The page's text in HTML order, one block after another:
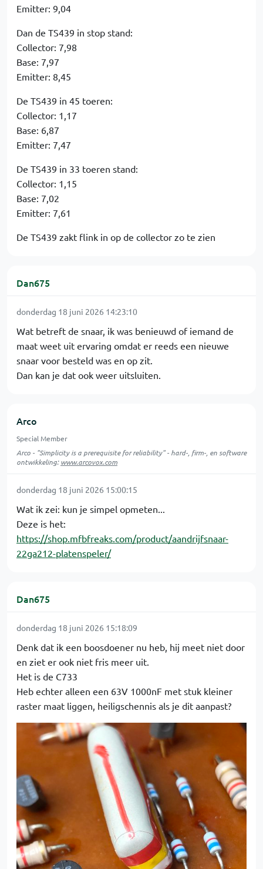
Emitter: 9,04
Dan de TS439 in stop stand:
Collector: 7,98
Base: 7,97
Emitter: 8,45
De TS439 in 45 toeren:
Collector: 1,17
Base: 6,87
Emitter: 7,47
De TS439 in 33 toeren stand:
Collector: 1,15
Base: 7,02
Emitter: 7,61
De TS439 zakt flink in op de collector zo te zien
Dan675
donderdag 18 juni 2026 14:23:10
Wat betreft de snaar, ik was benieuwd of iemand de
maat weet uit ervaring omdat er reeds een nieuwe
snaar voor besteld was en op zit.
Dan kan je dat ook weer uitsluiten.
Arco
Special Member
Arco - "Simplicity is a prerequisite for reliability" - hard-, firm-, en software
ontwikkeling:www.arcovox.com
donderdag 18 juni 2026 15:00:15
Wat ik zei: kun je simpel opmeten...
Deze is het:
https://shop.mfbfreaks.com/product/aandrijfsnaar-
22ga212-platenspeler/
Dan675
donderdag 18 juni 2026 15:18:09
Denk dat ik een boosdoener nu heb, hij meet niet door
en ziet er ook niet fris meer uit.
Het is de C733
Heb echter alleen een 63V 1000nF met stuk kleiner
raster maat liggen, heiligschennis als je dit aanpast?